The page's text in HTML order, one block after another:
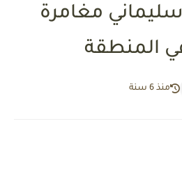
مغامرة
المنطقة
منذ 6 سنة